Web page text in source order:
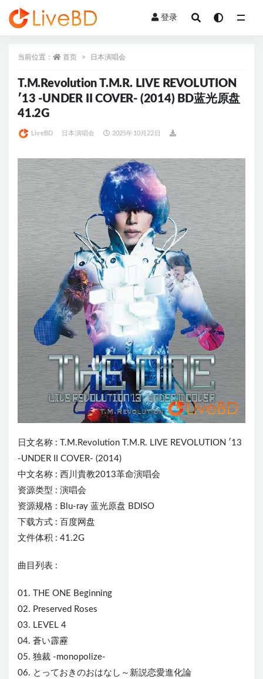
登录
当前位置： 首页 日本演唱会
T.M.Revolution T.M.R. LIVE REVOLUTION
′13 -UNDER II COVER- (2014) BD蓝光原盘
41.2G
LiveBD 日本演唱会 2025年10月22日
日文名称 : T.M.Revolution T.M.R. L IVE REVOLUTION ′13
-UNDER II COVER- (2014)
中文名称 : 西川貴教2013革命演唱会
资源类型 : 演唱会
资源规格 : Blu-ray 蓝光原盘 BDISO
下载方式 : 百度网盘
文件体积 : 41.2G
曲目列表 :
01. THE ONE Beginning
02. Preserved Roses
03. LEVEL 4
04. 蒼い霹靂
05. 独裁 -monopolize-
06. とっておきのおはなし～新説恋愛進化論